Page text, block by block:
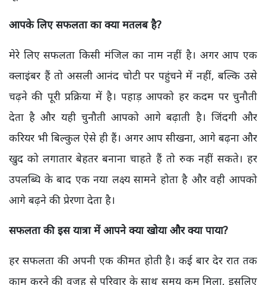
आपके लिए सफलता का क्या मतलब है?
मेरे लिए सफलता किसी मंजिल का नाम नहीं है। अगर आप एक
क्लाइंबर हैं तो असली आनंद चोटी पर पहुंचने में नहीं, बल्कि उसे
चढ़ने की पूरी प्रक्रिया में है। पहाड़ आपको हर कदम पर चुनौती
देता है और यही चुनौती आपको आगे बढ़ाती है। जिंदगी और
करियर भी बिल्कुल ऐसे ही हैं। अगर आप सीखना, आगे बढ़ना और
खुद को लगातार बेहतर बनाना चाहते हैं तो रुक नहीं सकते। हर
उपलब्धि के बाद एक नया लक्ष्य सामने होता है और वही आपको
आगे बढ़ने की प्रेरणा देता है।
सफलता की इस यात्रा में आपने क्या खोया और क्या पाया?
हर सफलता की अपनी एक कीमत होती है। कई बार देर रात तक
काम करने की वजह से परिवार के साथ समय कम मिला, इसलिए